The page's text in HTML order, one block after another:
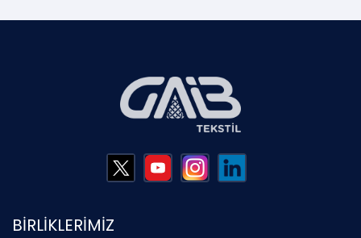
BİRLİKLERİMİZ